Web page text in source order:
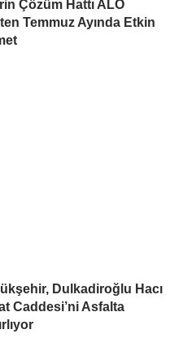
Çözüm Hattı ALO
Temmuz Ayında Etkin
Dulkadiroğlu Hacı
Caddesi’ni Asfalta